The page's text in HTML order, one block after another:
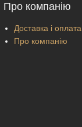
Про компанію
Доставка і оплата
Про компанію